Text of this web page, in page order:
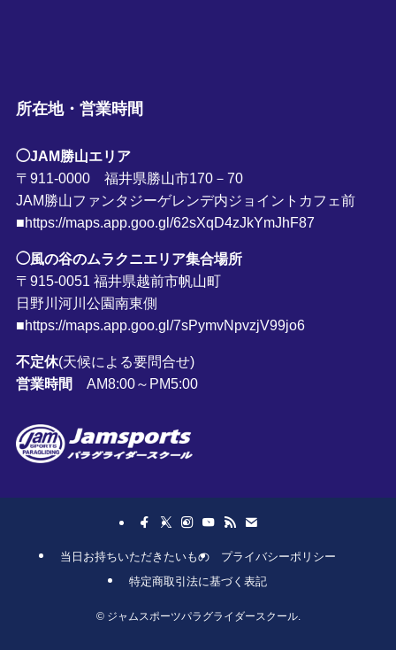
所在地・営業時間
◯JAM勝山エリア
〒911-0000 福井県勝山市170－70
JAM勝山ファンタジーゲレンデ内ジョイントカフェ前
■https://maps.app.goo.gl/62sXqD4zJkYmJhF87
◯風の谷のムラクニエリア集合場所
〒915-0051 福井県越前市帆山町
日野川河川公園南東側
■https://maps.app.goo.gl/7sPymvNpvzjV99jo6
不定休(天候による要問合せ)
営業時間
AM8:00～PM5:00
当日お持ちいただきたいもの
プライバシーポリシー
特定商取引法に基づく表記
©ジャムスポーツパラグライダースクール.